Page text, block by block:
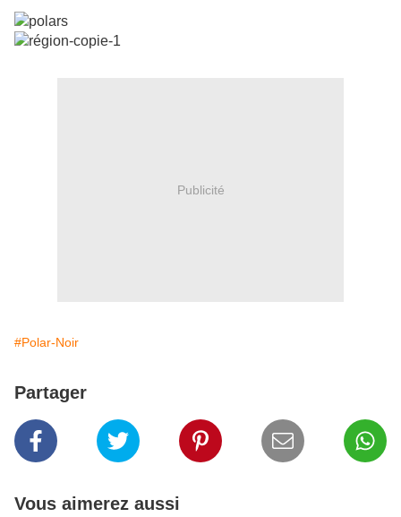
Publicité
#Polar-Noir
Partager
Vous aimerez aussi